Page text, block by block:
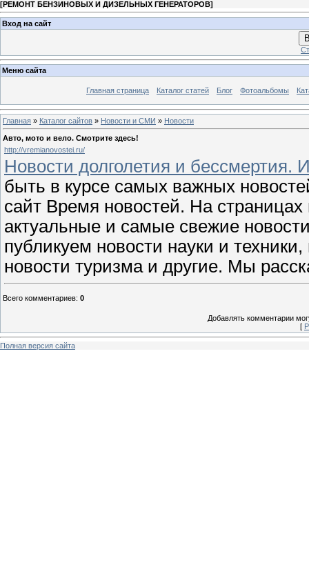
[РЕМОНТ БЕНЗИНОВЫХ И ДИЗЕЛЬНЫХ ГЕНЕРАТОРОВ]
Вход на сайт
Меню сайта
Главная страница Каталог статей Блог Фотоальбомы
Главная » Каталог сайтов » Новости и СМИ » Новости
Авто, мото и вело. Смотрите здесь!
http://vremianovostei.ru/
Новости долголетия и бессмертия.
быть в курсе самых важных
сайт Время новостей. На
актуальные и самые свежие
публикуем новости науки и
новости туризма и другие. Мы
Всего комментариев: 0
Добавлять комментарии
[
Полная версия сайта